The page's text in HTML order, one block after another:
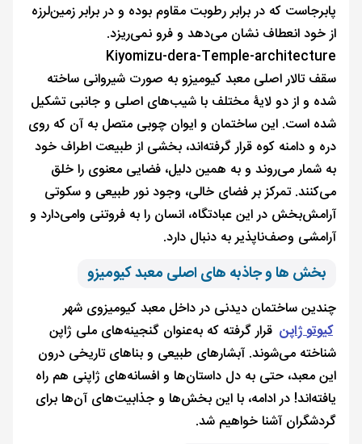
پابرجاست که در برابر رطوبت مقاوم بوده و در برابر زمین‌لرزه
از خود انعطاف نشان می‌دهد و فرو نمی‌ریزد.
Kiyomizu-dera-Temple-architecture
سقف تالار اصلی معبد کیومیزو به صورت شیروانی ساخته
شده و از دو لایۀ مختلف با شیب‌های اصلی و جانبی تشکیل
شده است. این ساختمان و ایوان چوبی متصل به آن که روی
دره و دامنه کوه قرار گرفته‌اند، بخشی از طبیعت اطراف خود
به شمار می‌روند و به همین دلیل، فضایی معنوی را خلق
می‌کنند. تمرکز بر فضای خالی، وجود نور طبیعی و سکوتی
آرامش‌بخش در این عبادتگاه، انسان را به فروتنی وامی‌دارد و
آرامشی وصف‌ناپذیر به دنبال دارد.
بخش ها و جاذبه‌ های اصلی معبد کیومیزو
چندین ساختمان دیدنی در داخل معبد کیومیزوی شهر
کیوتو ژاپن قرار گرفته که به‌عنوان گنجینه‌های ملی ژاپن
شناخته می‌شوند. آبشارهای طبیعی و بناهای تاریخی درون
این معبد، حتی به دل داستان‌ها و افسانه‌های ژاپنی هم راه
یافته‌اند! در ادامه، با این بخش‌ها و جذابیت‌های آن‌ها برای
گردشگران آشنا خواهیم شد.